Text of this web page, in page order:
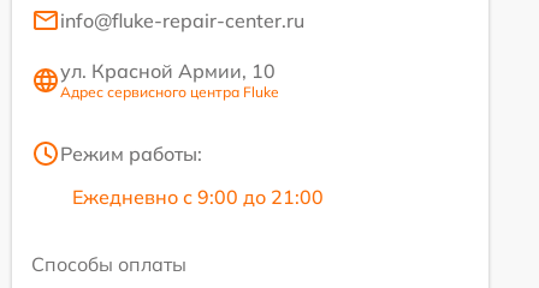
info@fluke-repair-center.ru
ул. Красной Армии, 10
Адрес сервисного центра Fluke
Режим работы:
Ежедневно с 9:00 до 21:00
Способы оплаты